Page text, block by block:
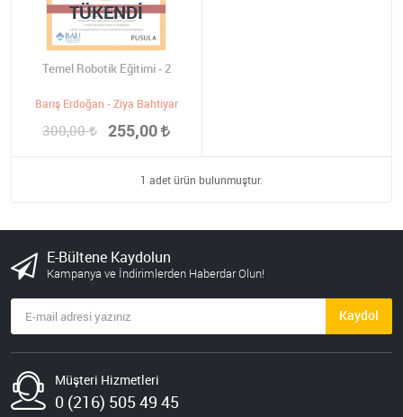
Temel Robotik Eğitimi - 2
Barış Erdoğan - Ziya Bahtiyar
300,00 255,00
TÜKENDI
1 adet ürün bulunmuştur.
E-Bültene Kaydolun
Kampanya ve İndirimlerden Haberdar Olun!
Kaydol
Müşteri Hizmetleri
0 (216) 505 49 45